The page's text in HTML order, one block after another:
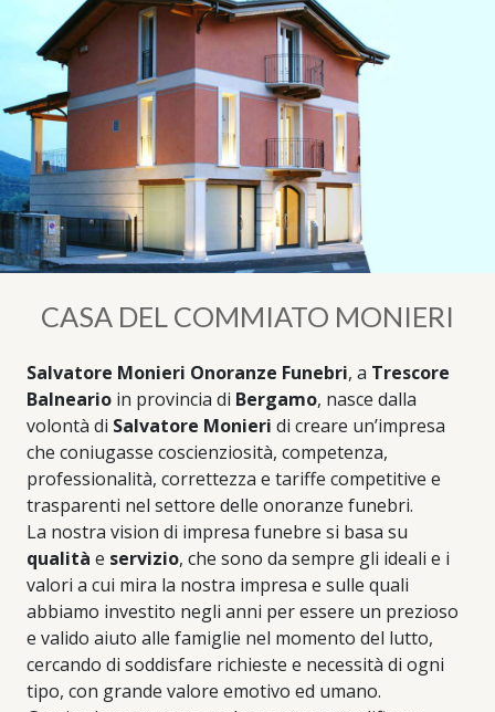
CASA DEL COMMIATO MONIERI
Salvatore Monieri Onoranze Funebri, a Trescore
Balneario in provincia di Bergamo, nasce dalla
volontà di Salvatore Monieri di creare un’impresa
che coniugasse coscienziosità, competenza,
professionalità, correttezza e tariffe competitive e
trasparenti nel settore delle onoranze funebri.
La nostra vision di impresa funebre si basa su
qualità e servizio, che sono da sempre gli ideali e i
valori a cui mira la nostra impresa e sulle quali
abbiamo investito negli anni per essere un prezioso
e valido aiuto alle famiglie nel momento del lutto,
cercando di soddisfare richieste e necessità di ogni
tipo, con grande valore emotivo ed umano.